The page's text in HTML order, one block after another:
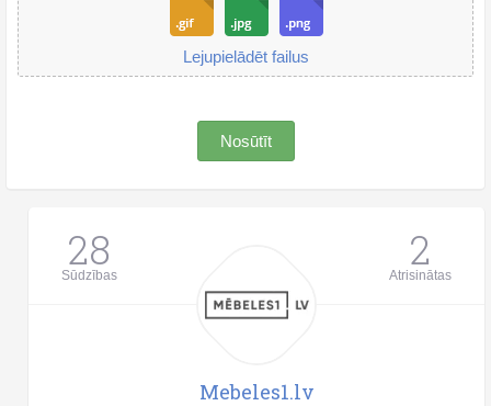
Lejupielādēt failus
Nosūtīt
28
Sūdzības 2
Atrisinātas
Mebeles1.lv